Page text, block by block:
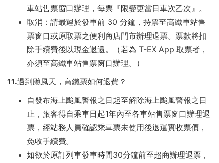
車站售票窗口辦理，每票『限變更當日車次乙次』。
取消：請最遲於發車前 30 分鐘，持票至高鐵車站售
票窗口或原取票之便利商店門市辦理退票。票款將扣
除手續費後以現金退還。（若為 T-EX App 取票者，
亦須至高鐵車站售票窗口辦理。）
11.遇到颱風天，高鐵票如何退費？
自發布海上颱風警報之日起至解除海上颱風警報之日
止，旅客得自乘車日起1年內至各車站售票窗口辦理退
票，經站務人員確認乘車票未使用後退還實收票價，
免收手續費。
如欲於原訂列車發車時間30分鐘前至超商辦理退票，